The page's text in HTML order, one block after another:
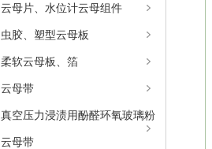
云母片、水位计云母组件
虫胶、塑型云母板
柔软云母板、箔
云母带
真空压力浸渍用酚醛环氧玻璃粉
云母带